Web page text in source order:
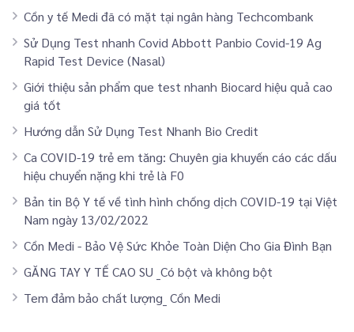
Cồn y tế Medi đã có mặt tại ngân hàng Techcombank
Sử Dụng Test nhanh Covid Abbott Panbio Covid-19 Ag
Rapid Test Device (Nasal)
Giới thiệu sản phẩm que test nhanh Biocard hiệu quả cao
giá tốt
Hướng dẫn Sử Dụng Test Nhanh Bio Credit
Ca COVID-19 trẻ em tăng: Chuyên gia khuyến cáo các dấu
hiệu chuyển nặng khi trẻ là F0
Bản tin Bộ Y tế về tình hình chống dịch COVID-19 tại Việt
Nam ngày 13/02/2022
Cồn Medi - Bảo Vệ Sức Khỏe Toàn Diện Cho Gia Đình Bạn
GĂNG TAY Y TẾ CAO SU _Có bột và không bột
Tem đảm bảo chất lượng_ Cồn Medi